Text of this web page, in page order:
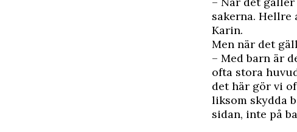
sakerna. Hellre
Karin.
Men när det
– Med barn är
ofta stora
det här gör vi
liksom skydda
sidan, inte på